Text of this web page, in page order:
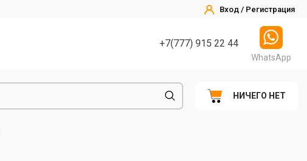
Вход / Регистрация
+7(777) 915 22 44
WhatsApp
НИЧЕГО НЕТ